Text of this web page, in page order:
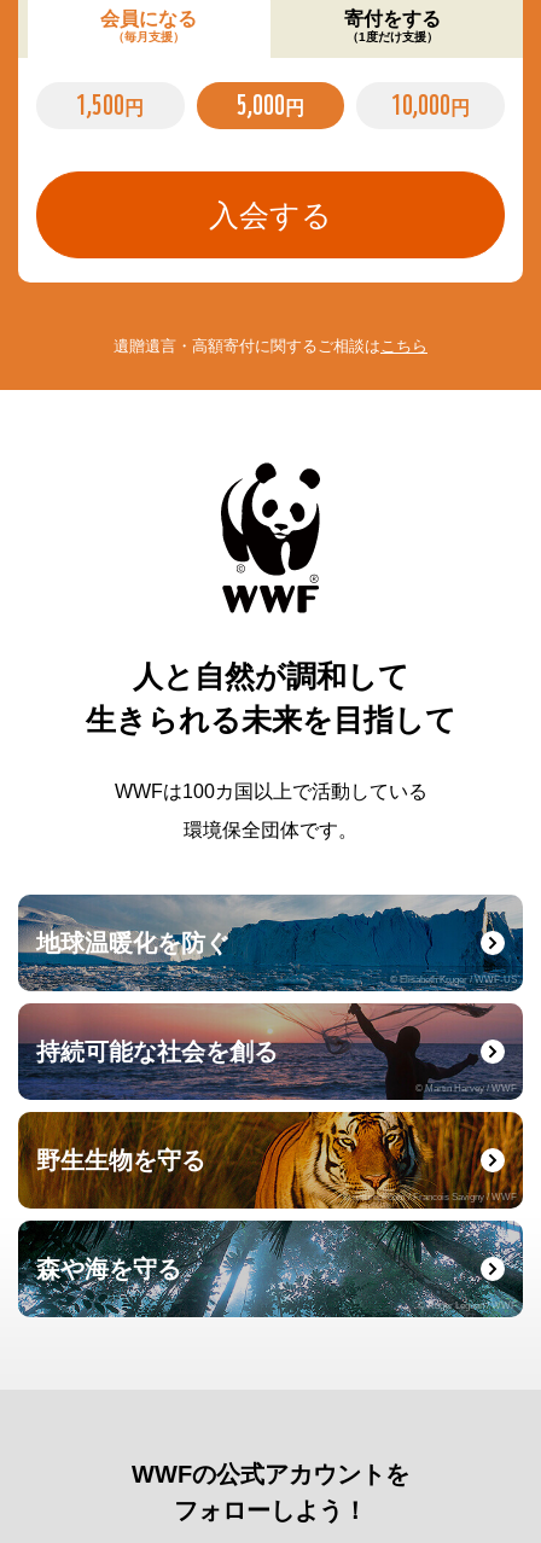
会員になる
（毎月支援）
寄付をする
（1度だけ支援）
1,500 円 5,000 円 10,000 円
遺贈遺言・高額寄付に関するご相談はこちら
人と自然が調和して
生きられる未来を目指して
WWFは100カ国以上で活動している
環境保全団体です。
地球温暖化を防ぐ
© Elisabeth Kruger / WWF-US
持続可能な社会を創る
© Martin Harvey / WWF
野生生物を守る
© naturepl.com / Francois Savigny / WWF
森や海を守る
© Roger Leguen / WWF
WWFの公式アカウントを
フォローしよう！